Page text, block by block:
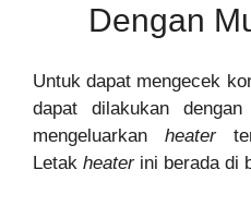
Dengan
Untuk dapat mengecek
dapat dilakukan
mengeluarkan heater
Letak heaterini berada di